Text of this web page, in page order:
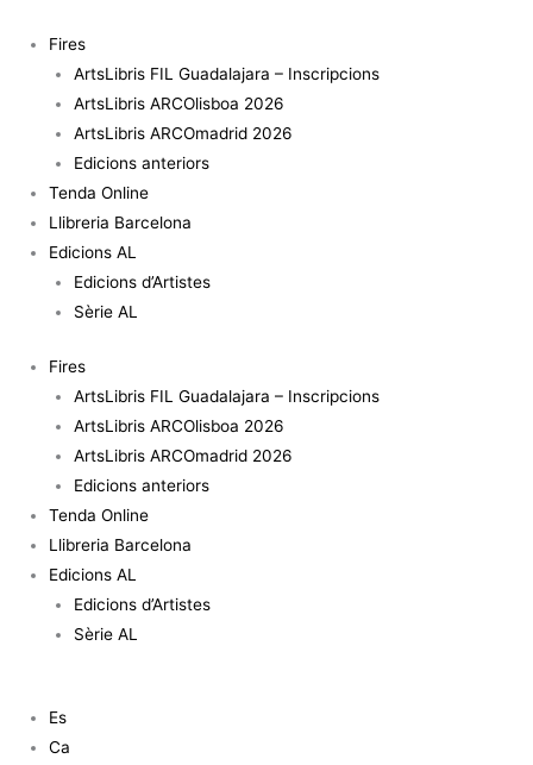
contingut
Fires
ArtsLibris FIL Guadalajara – Inscripcions
ArtsLibris ARCOlisboa 2026
ArtsLibris ARCOmadrid 2026
Edicions anteriors
Tenda Online
Llibreria Barcelona
Edicions AL
Edicions d’Artistes
Sèrie AL
Fires
ArtsLibris FIL Guadalajara – Inscripcions
ArtsLibris ARCOlisboa 2026
ArtsLibris ARCOmadrid 2026
Edicions anteriors
Tenda Online
Llibreria Barcelona
Edicions AL
Edicions d’Artistes
Sèrie AL
Es
Ca